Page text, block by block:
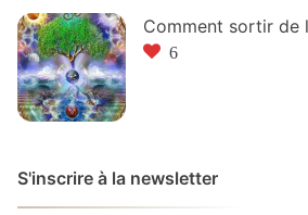
Comment sortir de
6
S'inscrire à la newsletter